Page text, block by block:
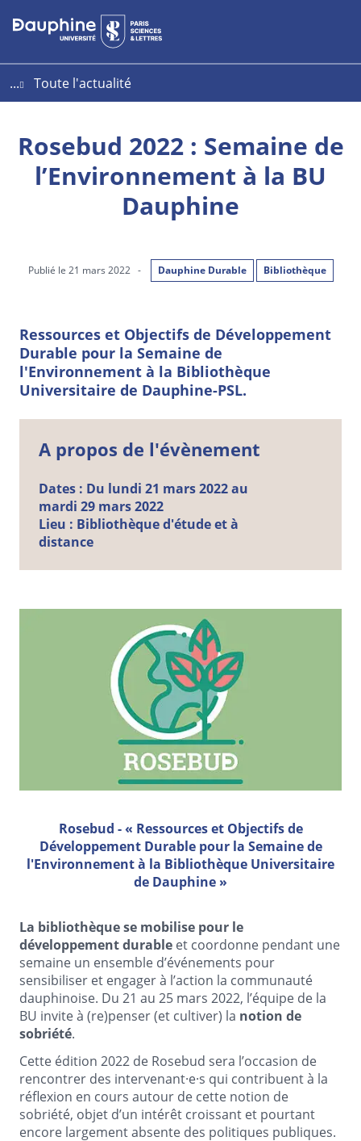
Aller
au
Aller
au
Plan
du
...
Toute l'actualité
Rosebud 2022 : Semaine de
l’Environnement à la BU
Dauphine
Publié le 21 mars 2022 - Dauphine Durable Bibliothèque
Ressources et Objectifs de Développement
Durable pour la Semaine de
l'Environnement à la Bibliothèque
Universitaire de Dauphine-PSL.
A propos de l'évènement
Dates : Du lundi 21 mars 2022 au
mardi 29 mars 2022
Lieu : Bibliothèque d'étude et à
distance
Rosebud - « Ressources et Objectifs de
Développement Durable pour la Semaine de
l'Environnement à la Bibliothèque Universitaire
de Dauphine »
La bibliothèque se mobilise pour le
développement durable et coordonne pendant une
semaine un ensemble d’événements pour
sensibiliser et engager à l’action la communauté
dauphinoise. Du 21 au 25 mars 2022, l’équipe de la
BU invite à (re)penser (et cultiver) la notion de
sobriété.
Cette édition 2022 de Rosebud sera l’occasion de
rencontrer des intervenant·e·s qui contribuent à la
réflexion en cours autour de cette notion de
sobriété, objet d’un intérêt croissant et pourtant
encore largement absente des politiques publiques.